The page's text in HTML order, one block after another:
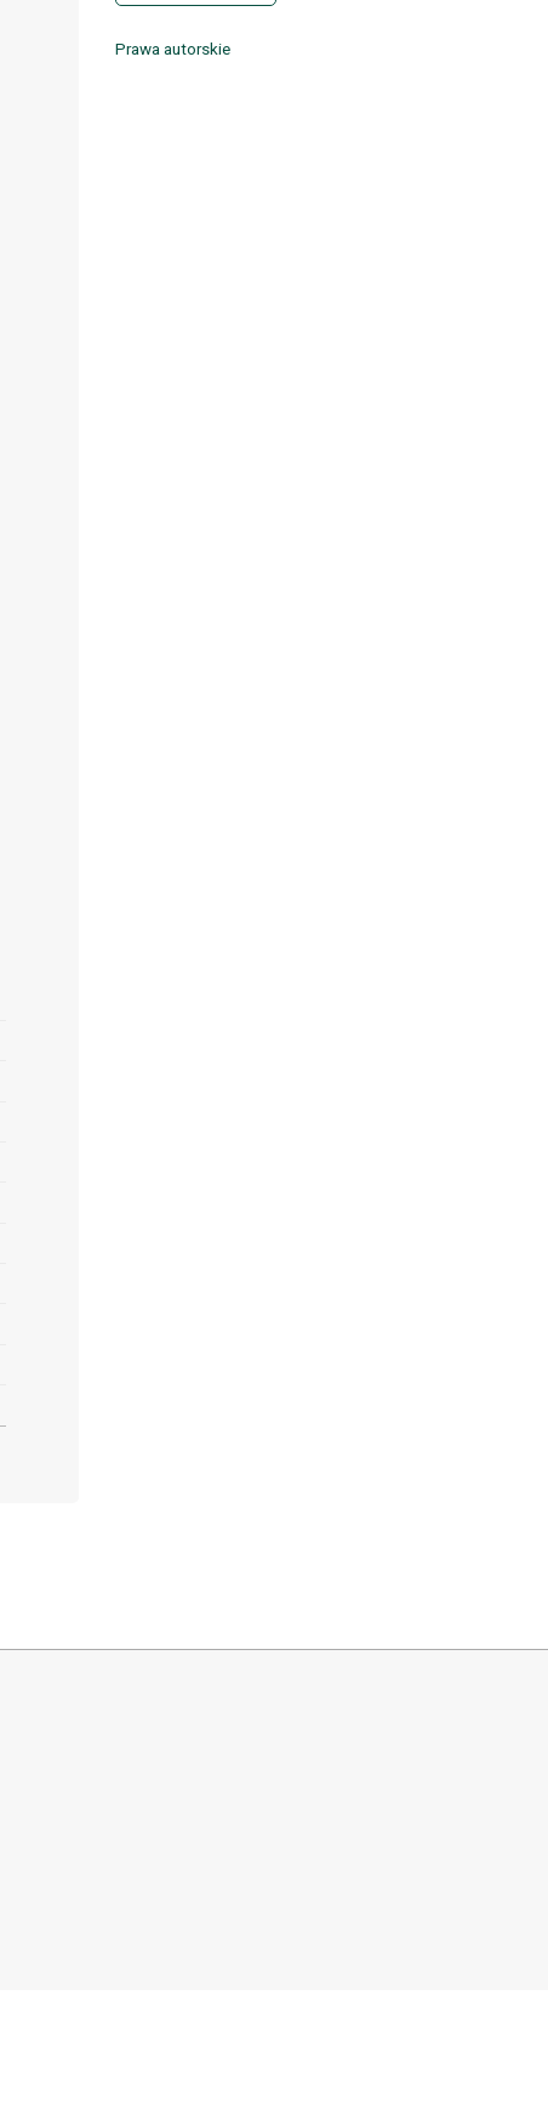
Prawa autorskie